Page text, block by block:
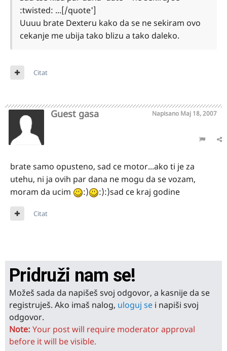
:twisted: ...[/quote']
Uuuu brate Dexteru kako da se ne sekiram ovo
cekanje me ubija tako blizu a tako daleko.
Citat
Guest gasa Napisano Maj 18, 2007
brate samo opusteno, sad ce motor...ako ti je za
utehu, ni ja ovih par dana ne mogu da se vozam,
moram da ucim
:) :):)sad ce kraj godine
Citat
Pridruži nam se!
Možeš sada da napišeš svoj odgovor, a kasnije da se
registruješ. Ako imaš nalog, uloguj se i napiši svoj
odgovor.
Note: Your post will require moderator approval
before it will be visible.